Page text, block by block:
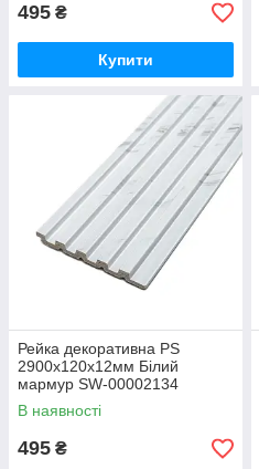
495 ₴
Купити
Рейка декоративна PS
2900х120х12мм Білий
мармур SW-00002134
В наявності
495 ₴